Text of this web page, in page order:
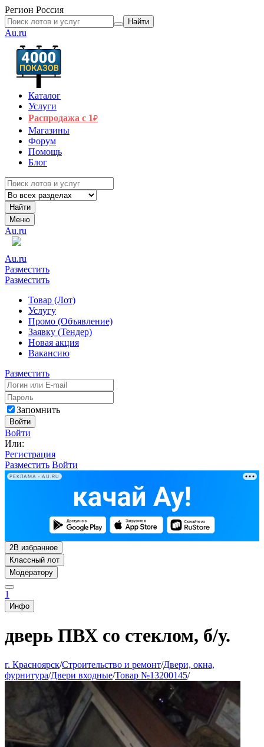
Регион Россия
Найти
Au.ru
Каталог
Услуги
Распродажа с 1₽
Магазины
Форум
Помощь
Блог
Найти
Меню
Au.ru
Au.ru
Разместить
Разместить
Товар (Лот)
Услугу
Промо (Объявление)
Заявку (Тендер)
Новая акция
Вакансию
Разместить
Запомнить
Войти
Войти
Или:
Регистрация
Разместить Войти
РЕКЛАМА • AU.RU
2В избранное
Классный лот
Модератору
1
Инфо
дверь ПВХ со стеклом, б/у.
г. Красноярск/Строительство и ремонт/Двери, окна,
фурнитура/Двери входные/Товар №13200145/